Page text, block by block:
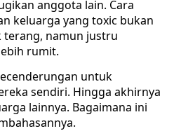
anggota lain. Cara
keluarga yang toxic bukan
namun justru
rumit.
untuk
sendiri. Hingga akhirnya
lainnya. Bagaimana ini